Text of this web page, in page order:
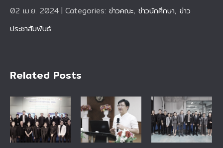
02 เม.ย. 2024 | Categories: ข่าวคณะ, ข่าวนักศึกษา, ข่าว
ประชาสัมพันธ์
Related Posts